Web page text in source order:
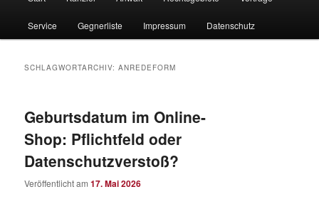
Service Gegnerliste Impressum Datenschutz
SCHLAGWORTARCHIV:ANREDEFORM
Geburtsdatum im Online-
Shop: Pflichtfeld oder
Datenschutzverstoß?
Veröffentlicht am17. Mai 2026